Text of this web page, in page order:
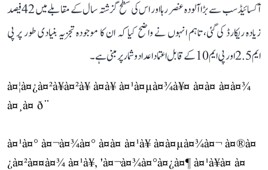
آکسائیڈ سب سے بڑا آلودہ عنصر رہا اور اس کی سطح گزشتہ سال کے مقابلے میں 42 فیصد
زیادہ ریکارڈ کی گئی، تاہم انہوں نے واضح کیا کہ ان کا موجودہ تجزیہ بنیادی طور پر پی
ایم 2.5 اور پی ایم 10 کے قابل اعتماد اعداد و شمار پر مبنی ہے۔
à¤¦à¤¿à¤²à¥à¤²à¥ à¤à¥ à¤¹à¤µà¤¾à¥¤ à¤à¤ à¤à¤¾
à¤¸à¤ ð¨
à¤¹à¤° à¤¬à¤¾à¤° à¤à¤ à¤¹à¥ à¤à¤µà¤¾à¤¬ à¤®à¤
¿à¤²à¤¤à¤¾ à¤¹à¥, 'à¤¬à¤¾à¤°à¤¿à¤¶ à¤¹à¥à¤ à¤